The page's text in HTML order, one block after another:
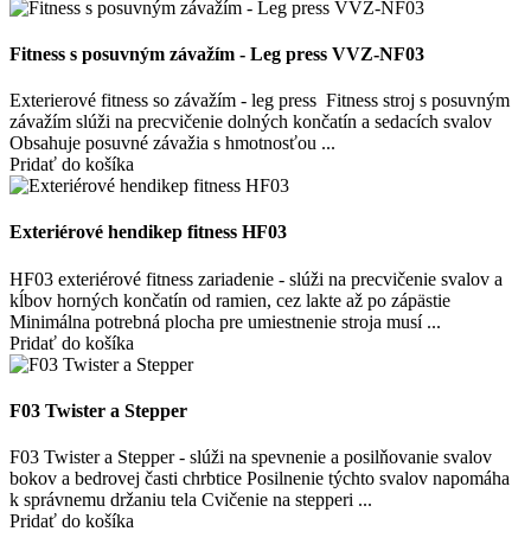
Fitness s posuvným závažím - Leg press VVZ-NF03
Exterierové fitness so závažím - leg press Fitness stroj s posuvným
závažím slúži na precvičenie dolných končatín a sedacích svalov
Obsahuje posuvné závažia s hmotnosťou ...
Pridať do košíka
Exteriérové hendikep fitness HF03
HF03 exteriérové fitness zariadenie - slúži na precvičenie svalov a
kĺbov horných končatín od ramien, cez lakte až po zápästie
Minimálna potrebná plocha pre umiestnenie stroja musí ...
Pridať do košíka
F03 Twister a Stepper
F03 Twister a Stepper - slúži na spevnenie a posilňovanie svalov
bokov a bedrovej časti chrbtice Posilnenie týchto svalov napomáha
k správnemu držaniu tela Cvičenie na stepperi ...
Pridať do košíka